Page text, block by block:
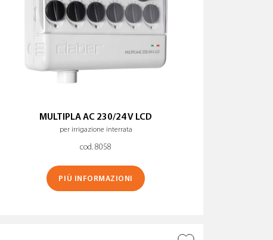
MULTIPLA AC 230/24 V LCD
per irrigazione interrata
cod. 8058
PIÙ INFORMAZIONI